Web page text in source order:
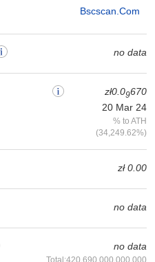
Bscscan.com
no data
zł0.09670
20 Mar 24
% to ATH
(34,249.62%)
zł 0.00
no data
no data
Total:420,690,000,000,000